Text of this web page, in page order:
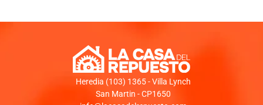
Heredia (103) 1365 - Villa Lynch
San Martin - CP1650